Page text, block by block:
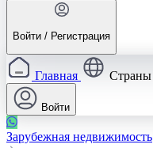
Войти / Регистрация
Главная Страны
Войти
Зарубежная недвижимость